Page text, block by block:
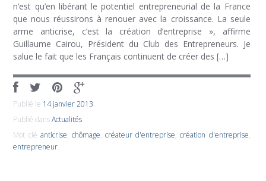
n’est qu’en libérant le potentiel entrepreneurial de la France
que nous réussirons à renouer avec la croissance. La seule
arme anticrise, c’est la création d’entreprise », affirme
Guillaume Cairou, Président du Club des Entrepreneurs. Je
salue le fait que les Français continuent de créer des […]
Publié le 14 janvier 2013
Publié dansActualités
Mot clé anticrise, chômage,créateur d'entreprise,création d'entreprise,
entrepreneur